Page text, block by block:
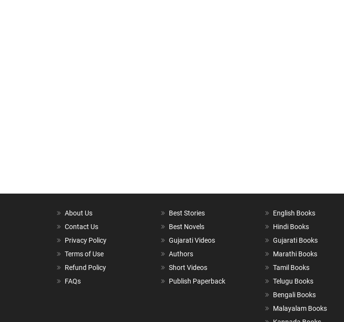
About Us
Contact Us
Privacy Policy
Terms of Use
Refund Policy
FAQs
Best Stories
Best Novels
Gujarati Videos
Authors
Short Videos
Publish Paperback
English Books
Hindi Books
Gujarati Books
Marathi Books
Tamil Books
Telugu Books
Bengali Books
Malayalam Books